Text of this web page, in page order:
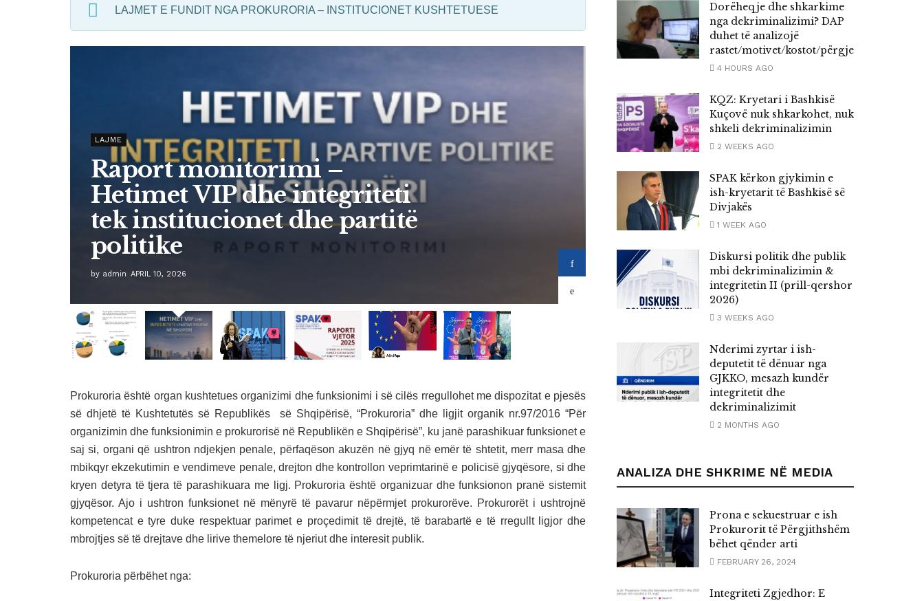
LAJMET E FUNDIT NGA PROKURORIA – INSTITUCIONET KUSHTETUESE
LAJME
Raport monitorimi –
Hetimet VIP dhe integriteti
tek institucionet dhe partitë
politike
by admin APRIL 10, 2026
LAJME
Rasti i gjyqtares në GJKKO
dhe nevoja për standarde
larta dekriminalizimi &
transparence &
admin APRIL 7, 2026
Prokuroria është organ kushtetues organizimi dhe funksionimi i së cilës rregullohet me dispozitat e pjesës
së dhjetë të Kushtetutës së Republikës së Shqipërisë, “Prokuroria” dhe ligjit organik nr.97/2016 “Për
organizimin dhe funksionimin e prokurorisë në Republikën e Shqipërisë”, ku janë parashikuar funksionet e
saj si, organi që ushtron ndjekjen penale, përfaqëson akuzën në gjyq në emër të shtetit, merr masa dhe
mbikqyr ekzekutimin e vendimeve penale, drejton dhe kontrollon veprimtarinë e policisë gjyqësore, si dhe
kryen detyra të tjera të parashikuara me ligj. Prokuroria është organizuar dhe funksionon pranë sistemit
gjyqësor. Ajo i ushtron funksionet në mënyrë të pavarur nëpërmjet prokurorëve. Prokurorët i ushtrojnë
kompetencat e tyre duke respektuar parimet e proçedimit të drejtë, të barabartë e të rregullt ligjor dhe
mbrojtjes së të drejtave dhe lirive themelore të njeriut dhe interesit publik.
Prokuroria përbëhet nga:
Dorëheqje dhe shkarkime
nga dekriminalizimi? DAP
duhet të analizojë
rastet/motivet/kostot/përgjegjësitë
4 HOURS AGO
KQZ: Kryetari i Bashkisë
Kuçovë nuk shkarkohet, nuk
shkeli dekriminalizimin
2 WEEKS AGO
SPAK kërkon gjykimin e
ish-kryetarit të Bashkisë së
Divjakës
1 WEEK AGO
Diskursi politik dhe publik
mbi dekriminalizimin &
integritetin II (prill-qershor
2026)
3 WEEKS AGO
Nderimi zyrtar i ish-
deputetit të dënuar nga
GJKKO, mesazh kundër
integritetit dhe
dekriminalizimit
2 MONTHS AGO
ANALIZA DHE SHKRIME NË MEDIA
Prona e sekuestruar e ish
Prokurorit të Përgjithshëm
bëhet qënder arti
FEBRUARY 26, 2024
Integriteti Zgjedhor: E